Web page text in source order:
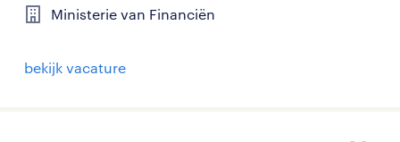
Ministerie van Financiën
bekijk vacature